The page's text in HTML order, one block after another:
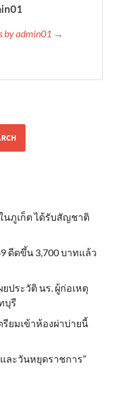
by admin01 →
นภูเก็ต ได้รับสัญชาติ
ดีดขึ้น 3,700 บาทแล้ว
ประวัติ นร. ผู้ก่อเหตุ
บุรี
รียมเข้าห้องผ่าบ่ายนี้
ละวันหยุดราชการ”